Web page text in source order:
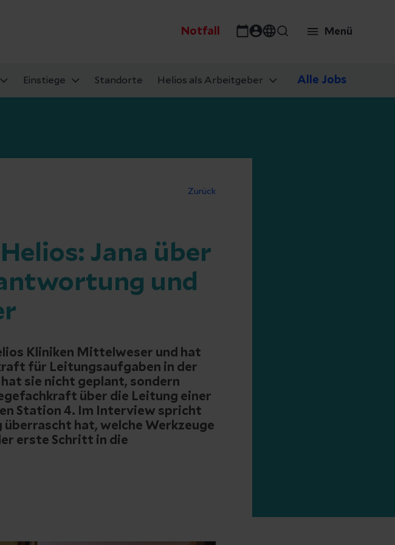
Notfall Menü
Einstiege Standorte Helios als Arbeitgeber Alle Jobs
Zurück
Jana über
und
Kliniken Mittelweser und hat
für Leitungsaufgaben in der
sie nicht geplant, sondern
über die Leitung einer
Station 4. Im Interview spricht
hat, welche Werkzeuge
erste Schritt in die